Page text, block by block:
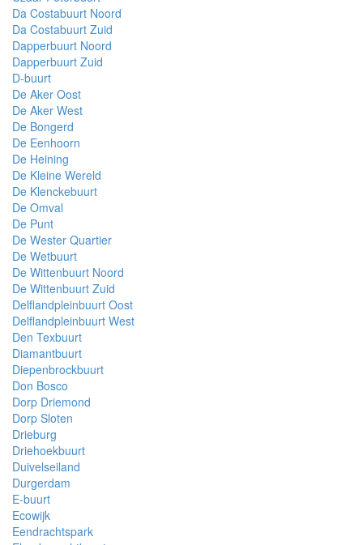
Da Costabuurt Noord
Da Costabuurt Zuid
Dapperbuurt Noord
Dapperbuurt Zuid
D-buurt
De Aker Oost
De Aker West
De Bongerd
De Eenhoorn
De Heining
De Kleine Wereld
De Klenckebuurt
De Omval
De Punt
De Wester Quartier
De Wetbuurt
De Wittenbuurt Noord
De Wittenbuurt Zuid
Delflandpleinbuurt Oost
Delflandpleinbuurt West
Den Texbuurt
Diamantbuurt
Diepenbrockbuurt
Don Bosco
Dorp Driemond
Dorp Sloten
Drieburg
Driehoekbuurt
Duivelseiland
Durgerdam
E-buurt
Ecowijk
Eendrachtspark